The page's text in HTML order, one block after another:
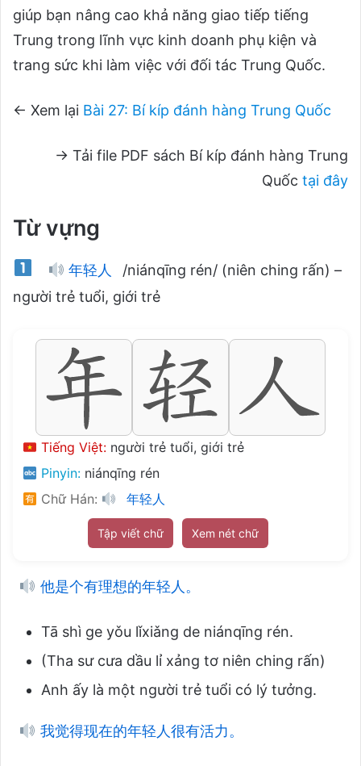
giúp bạn nâng cao khả năng giao tiếp tiếng
Trung trong lĩnh vực kinh doanh phụ kiện và
trang sức khi làm việc với đối tác Trung Quốc.
← Xem lại Bài 27: Bí kíp đánh hàng Trung Quốc
→ Tải file PDF sách Bí kíp đánh hàng Trung
Quốc tại đây
Từ vựng
年轻人
/niánqīng rén/ (niên ching rấn) –
người trẻ tuổi, giới trẻ
Tiếng Việt: người trẻ tuổi, giới trẻ
Pinyin: niánqīng rén
Chữ Hán:
年轻人
Tập viết chữ Xem nét chữ
他是个有理想的年轻人。
Tā shì ge yǒu lǐxiǎng de niánqīng rén.
(Tha sư cưa dầu lỉ xảng tơ niên ching rấn)
Anh ấy là một người trẻ tuổi có lý tưởng.
我觉得现在的年轻人很有活力。